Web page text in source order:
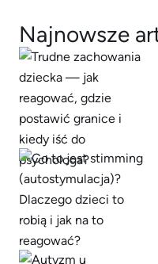
Najnowsze